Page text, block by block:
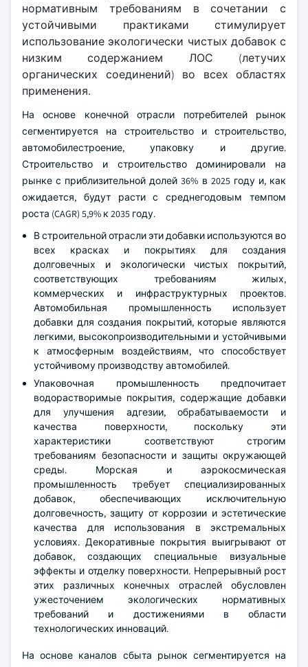
нормативным требованиям в сочетании с
устойчивыми практиками стимулирует
использование экологически чистых добавок с
низким содержанием ЛОС (летучих
органических соединений) во всех областях
применения.
На основе конечной отрасли потребителей рынок
сегментируется на строительство и строительство,
автомобилестроение, упаковку и другие.
Строительство и строительство доминировали на
рынке с приблизительной долей 36% в 2025 году и, как
ожидается, будут расти с среднегодовым темпом
роста (CAGR) 5,9% к 2035 году.
В строительной отрасли эти добавки используются во
всех красках и покрытиях для создания
долговечных и экологически чистых покрытий,
соответствующих требованиям жилых,
коммерческих и инфраструктурных проектов.
Автомобильная промышленность использует
добавки для создания покрытий, которые являются
легкими, высокопроизводительными и устойчивыми
к атмосферным воздействиям, что способствует
устойчивому производству автомобилей.
Упаковочная промышленность предпочитает
водорастворимые покрытия, содержащие добавки
для улучшения адгезии, обрабатываемости и
качества поверхности, поскольку эти
характеристики соответствуют строгим
требованиям безопасности и защиты окружающей
среды. Морская и аэрокосмическая
промышленность требует специализированных
добавок, обеспечивающих исключительную
долговечность, защиту от коррозии и эстетические
качества для использования в экстремальных
условиях. Декоративные покрытия выигрывают от
добавок, создающих специальные визуальные
эффекты и отделку поверхности. Непрерывный рост
этих различных конечных отраслей обусловлен
ужесточением экологических нормативных
требований и достижениями в области
технологических инноваций.
На основе каналов сбыта рынок сегментируется на